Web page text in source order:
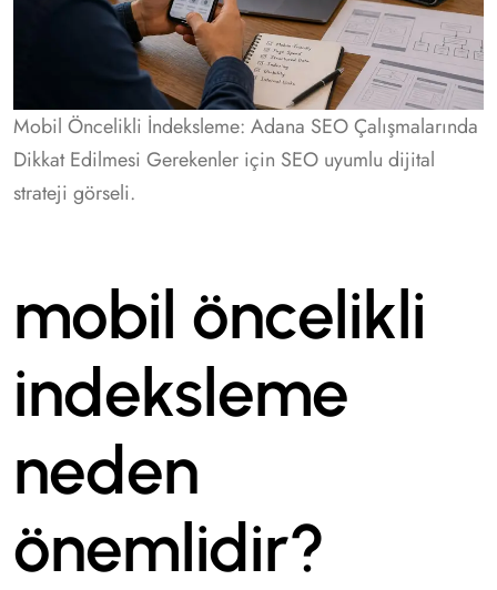
Mobil Öncelikli İndeksleme: Adana SEO Çalışmalarında
Dikkat Edilmesi Gerekenler için SEO uyumlu dijital
strateji görseli.
mobil öncelikli
indeksleme
neden
önemlidir?